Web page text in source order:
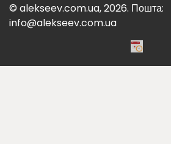
© alekseev.com.ua, 2026. Пошта:
info@alekseev.com.ua